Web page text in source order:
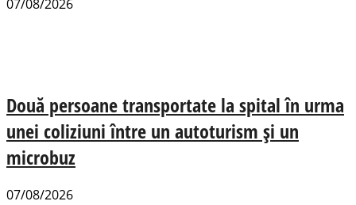
07/08/2026
Două persoane transportate la spital în urma
unei coliziuni între un autoturism și un
microbuz
07/08/2026